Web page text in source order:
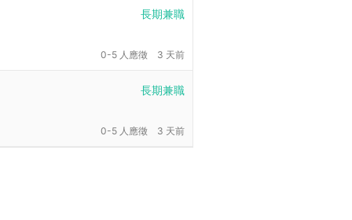
長期兼職
0-5 人應徵 3 天前
長期兼職
0-5 人應徵 3 天前